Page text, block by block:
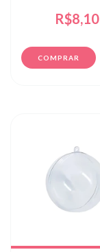
R$8,10